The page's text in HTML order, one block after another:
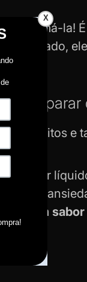
queimá-la!
quer parar
de hábitos e
fumar
a
tem
X